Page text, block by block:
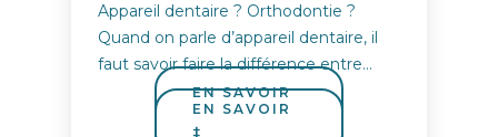
Appareil dentaire ? Orthodontie ?
Quand on parle d’appareil dentaire, il
faut savoir faire la différence entre…